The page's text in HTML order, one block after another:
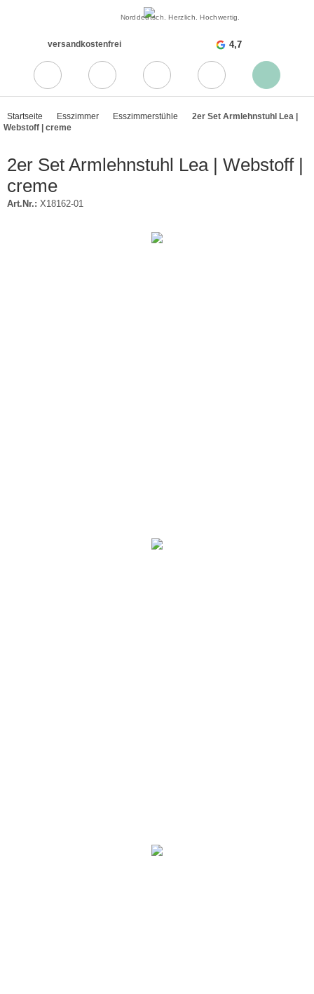
Norddeutsch. Herzlich. Hochwertig.
versandkostenfrei 4,7
Startseite Esszimmer Esszimmerstühle
2er Set Armlehnstuhl Lea |
Webstoff | creme
2er Set Armlehnstuhl Lea | Webstoff |
creme
Art.Nr.: X18162-01